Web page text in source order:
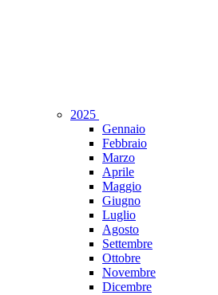
2025
Gennaio
Febbraio
Marzo
Aprile
Maggio
Giugno
Luglio
Agosto
Settembre
Ottobre
Novembre
Dicembre